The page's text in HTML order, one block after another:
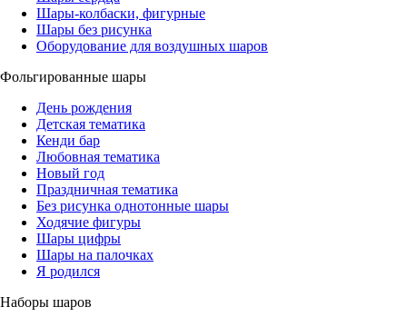
Шары-колбаски, фигурные
Шары без рисунка
Оборудование для воздушных шаров
Фольгированные шары
День рождения
Детская тематика
Кенди бар
Любовная тематика
Новый год
Праздничная тематика
Без рисунка однотонные шары
Ходячие фигуры
Шары цифры
Шары на палочках
Я родился
Наборы шаров